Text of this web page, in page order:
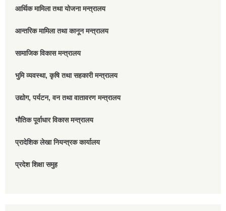
आर्थिक मामिला तथा योजना मन्त्रालय
आन्तरिक मामिला तथा कानून मन्त्रालय
सामाजिक विकास मन्त्रालय
भुमि व्यवस्था, कृषि तथा सहकारी मन्त्रालय
उद्योग, पर्यटन, वन तथा वातावरण मन्त्रालय
भौतिक पूर्वाधार विकास मन्त्रालय
प्रादेशिक लेखा नियन्त्रक कार्यालय
प्रदेश शिक्षा समुह